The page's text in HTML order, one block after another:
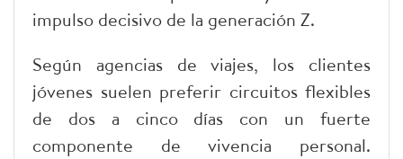
impulso decisivo de la generación Z.
Según agencias de viajes, los clientes
jóvenes suelen preferir circuitos flexibles
de dos a cinco días con un fuerte
componente de vivencia personal.